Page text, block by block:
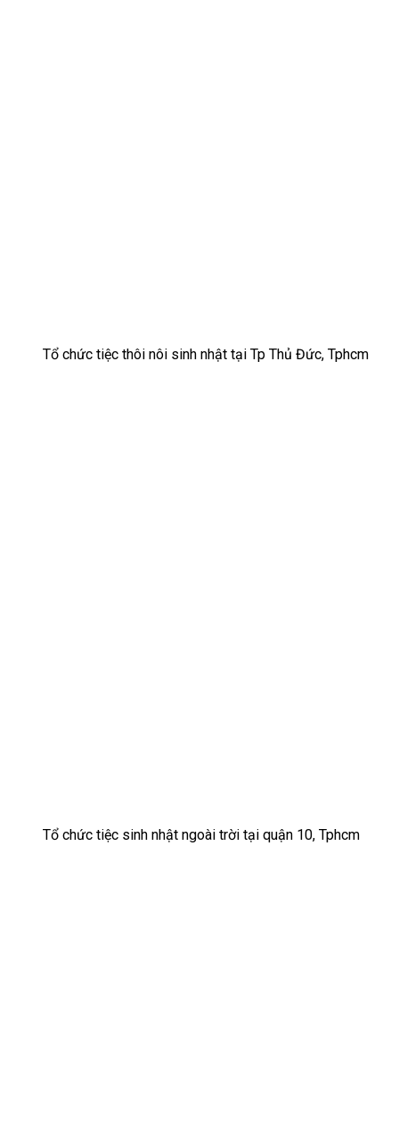
Tổ chức tiệc thôi nôi sinh nhật tại Tp Thủ Đức, Tphcm
Tổ chức tiệc sinh nhật ngoài trời tại quận 10, Tphcm